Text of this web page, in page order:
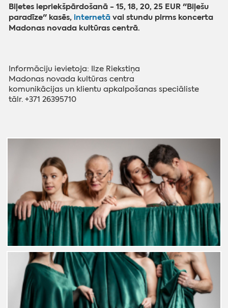
Biļetes iepriekšpārdošanā - 15, 18, 20, 25 EUR "Biļešu
paradīze" kasēs, internetā vai stundu pirms koncerta
Madonas novada kultūras centrā.
Informāciju ievietoja: Ilze Riekstiņa
‌Madonas novada kultūras centra
‌komunikācijas un klientu apkalpošanas speciāliste
‌tālr. +371 26395710